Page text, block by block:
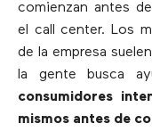
comienzan antes
el call center. Los
de la empresa
la gente busca
consumidores
mismos antes de